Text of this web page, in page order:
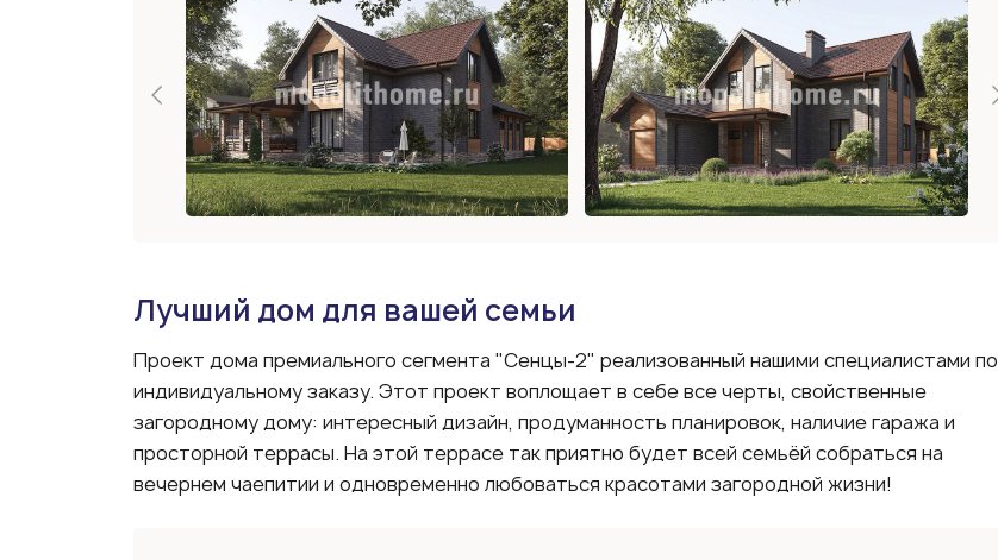
Лучший дом для вашей семьи
Проект дома премиального сегмента "Сенцы-2" реализованный нашими специалистами по
индивидуальному заказу. Этот проект воплощает в себе все черты, свойственные
загородному дому: интересный дизайн, продуманность планировок, наличие гаража и
просторной террасы. На этой террасе так приятно будет всей семьёй собраться на
вечернем чаепитии и одновременно любоваться красотами загородной жизни!